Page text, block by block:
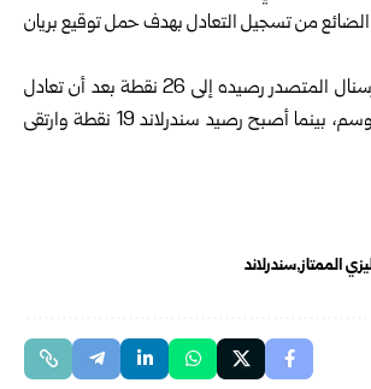
من تسجيل التعادل بهدف حمل توقيع بريان
وبهذا التعادل رفع آرسنال المتصدر رصيده إلى 26 نقطة بعد أن تعادل
للمرة الثانية هذا الموسم، بينما أصبح رصيد سندرلاند 19 نقطة وارتقى
الممتاز سندرلاند